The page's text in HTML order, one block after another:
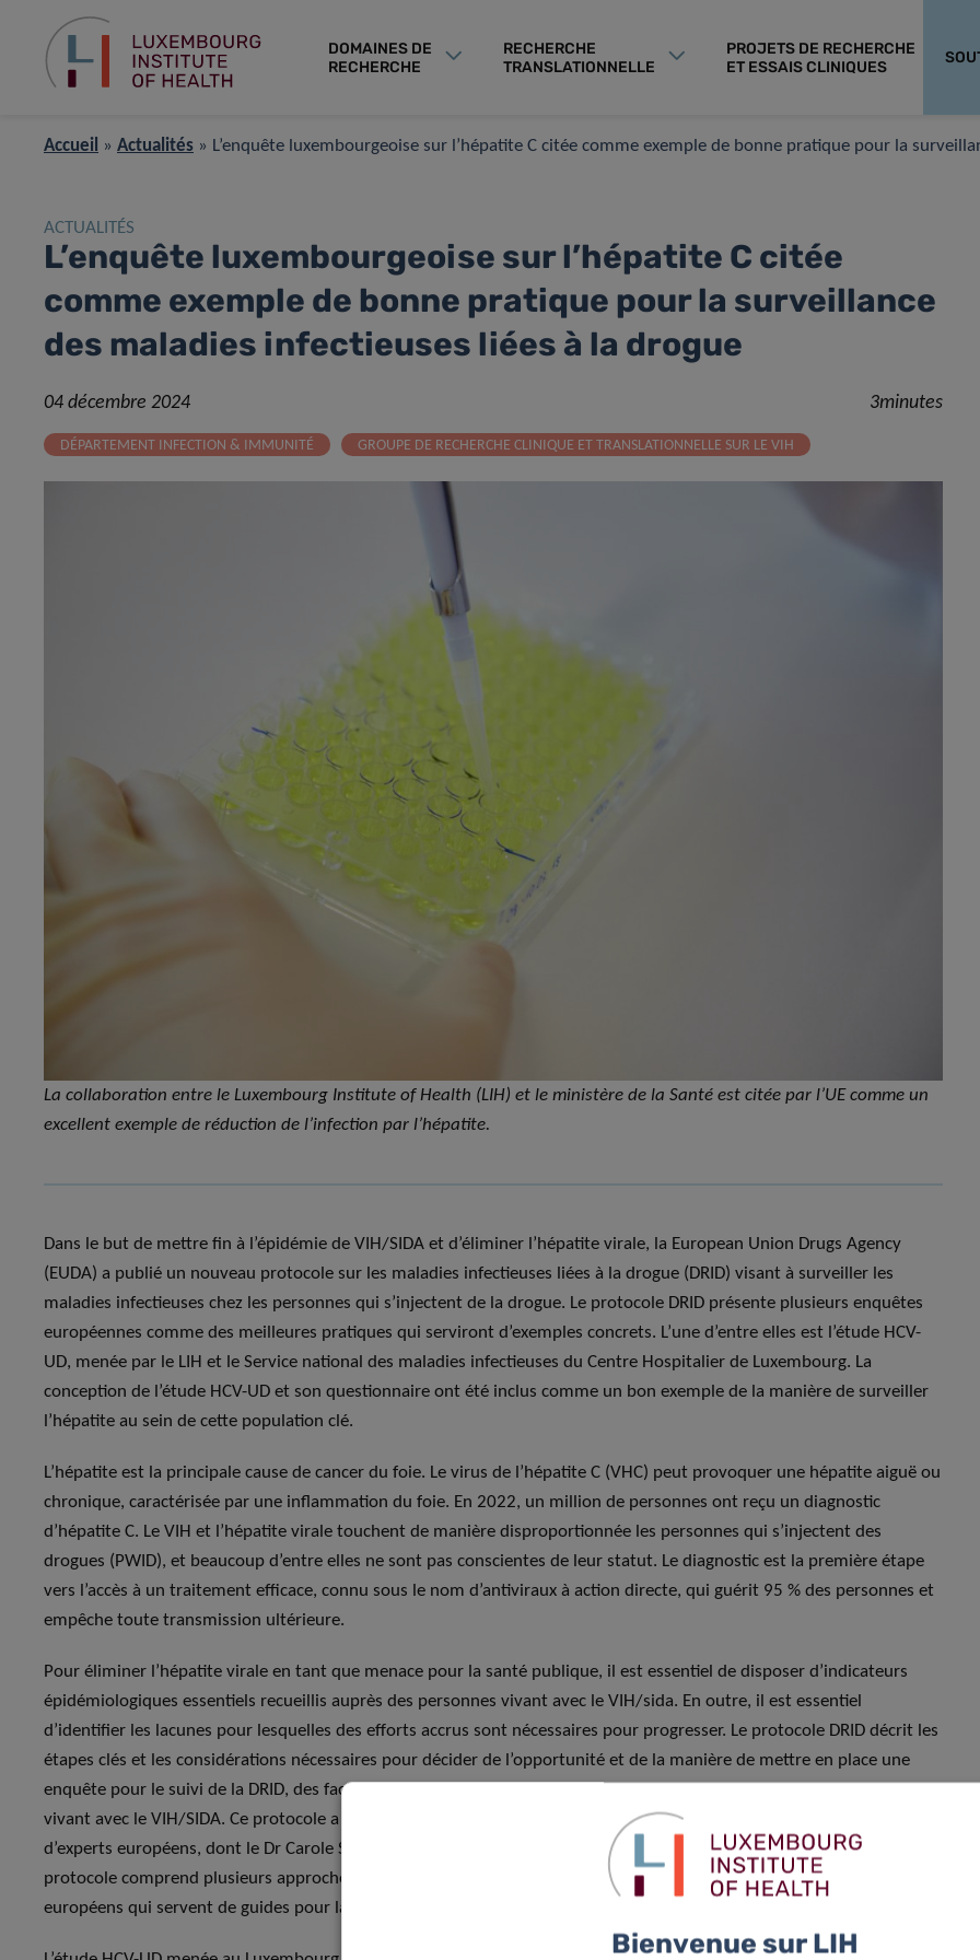
DOMAINES DE
RECHERCHE
RECHERCHE
TRANSLATIONNELLE
PROJETS DE RECHERCHE
ET ESSAIS CLINIQUES
Accueil » Actualités » L’enquête luxembourgeoise sur l’hépatite C citée comme exemple de bonne pratique pour la
ACTUALITÉS
L’enquête luxembourgeoise sur l’hépatite C citée
comme exemple de bonne pratique pour la surveillance
des maladies infectieuses liées à la drogue
04 décembre 2024 3minutes
DÉPARTEMENT INFECTION & IMMUNITÉ GROUPE DE RECHERCHE CLINIQUE ET TRANSLATIONNELLE SUR LE VIH
La collaboration entre le Luxembourg Institute of Health (LIH) et le ministère de la Santé est citée par l’UE comme un
excellent exemple de réduction de l’infection par l’hépatite.
Dans le but de mettre fin à l’épidémie de VIH/SIDA et d’éliminer l’hépatite virale, la European Union Drugs Agency
(EUDA) a publié un nouveau protocole sur les maladies infectieuses liées à la drogue (DRID) visant à surveiller les
maladies infectieuses chez les personnes qui s’injectent de la drogue. Le protocole DRID présente plusieurs enquêtes
européennes comme des meilleures pratiques qui serviront d’exemples concrets. L’une d’entre elles est l’étude HCV-
UD, menée par le LIH et le Service national des maladies infectieuses du Centre Hospitalier de Luxembourg. La
conception de l’étude HCV-UD et son questionnaire ont été inclus comme un bon exemple de la manière de surveiller
l’hépatite au sein de cette population clé.
L’hépatite est la principale cause de cancer du foie. Le virus de l’hépatite C (VHC) peut provoquer une hépatite aiguë ou
chronique, caractérisée par une inflammation du foie. En 2022, un million de personnes ont reçu un diagnostic
d’hépatite C. Le VIH et l’hépatite virale touchent de manière disproportionnée les personnes qui s’injectent des
drogues (PWID), et beaucoup d’entre elles ne sont pas conscientes de leur statut. Le diagnostic est la première étape
vers l’accès à un traitement efficace, connu sous le nom d’antiviraux à action directe, qui guérit 95 % des personnes et
empêche toute transmission ultérieure.
Pour éliminer l’hépatite virale en tant que menace pour la santé publique, il est essentiel de disposer d’indicateurs
épidémiologiques essentiels recueillis auprès des personnes vivant avec le VIH/sida. En outre, il est essentiel
d’identifier les lacunes pour lesquelles des efforts accrus sont nécessaires pour progresser. Le protocole DRID décrit les
étapes clés et les considérations nécessaires pour décider de l’opportunité et de la manière de mettre en place une
enquête pour le suivi de la DRID, des facteurs de risque associés et des interventions préventives chez les personnes
vivant avec le VIH/SIDA. Ce protocole a été élaboré par l’EUDA, l’Institut Robert Koch et un groupe de travail composé
d’experts européens, dont le Dr Carole Seguin-Devaux, chef du groupe « Infection et immunothérapie » au LIH. Le
protocole comprend plusieurs approches d’enquête appropriées et des exemples de meilleures pratiques des pays
européens qui servent de guides pour la mise en place d’enquêtes DRID.
Bienvenue sur LIH